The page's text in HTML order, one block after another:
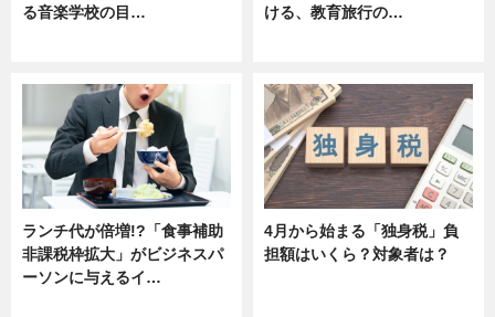
る音楽学校の目…
ける、教育旅行の…
ランチ代が倍増!?「食事補助
非課税枠拡大」がビジネスパ
ーソンに与えるイ…
4月から始まる「独身税」負
担額はいくら？対象者は？